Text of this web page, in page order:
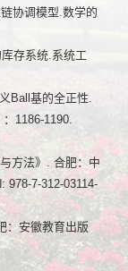
协调模型.数学的
存系统.系统工
Ball基的全正性.
1186-1190.
方法》. 合肥：中
978-7-312-03114-
：安徽教育出版